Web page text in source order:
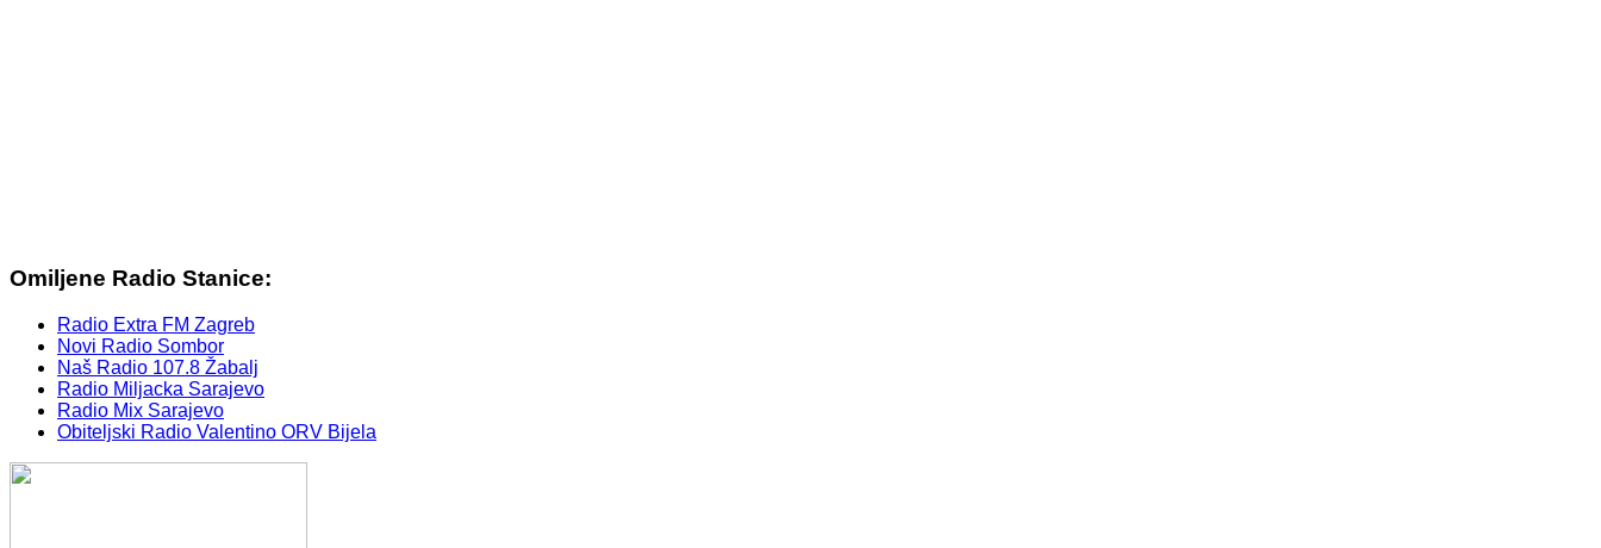
Omiljene Radio Stanice:
Radio Extra FM Zagreb
Novi Radio Sombor
Naš Radio 107.8 Žabalj
Radio Miljacka Sarajevo
Radio Mix Sarajevo
Obiteljski Radio Valentino ORV Bijela